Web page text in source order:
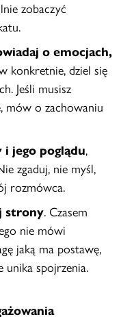
zobaczyć
o emocjach,
konkretnie, dziel się
Jeśli musisz
mów o zachowaniu
i jego poglądu,
zgaduj, nie myśl,
rozmówca.
strony. Czasem
nie mówi
jaką ma postawę,
spojrzenia.